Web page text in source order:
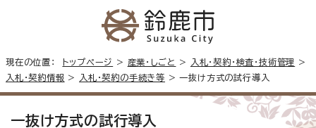
現在の位置： トップページ > 産業・しごと > 入札・契約・検査・技術管理
>
入札・契約情報 > 入札・契約の手続き等 > 一抜け方式の試行導入
一抜け方式の試行導入